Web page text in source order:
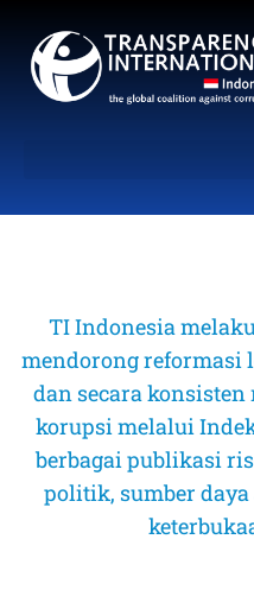
TI Indonesia
mendorong reformasi
dan secara
korupsi melalui
berbagai publikasi
politik, sumber